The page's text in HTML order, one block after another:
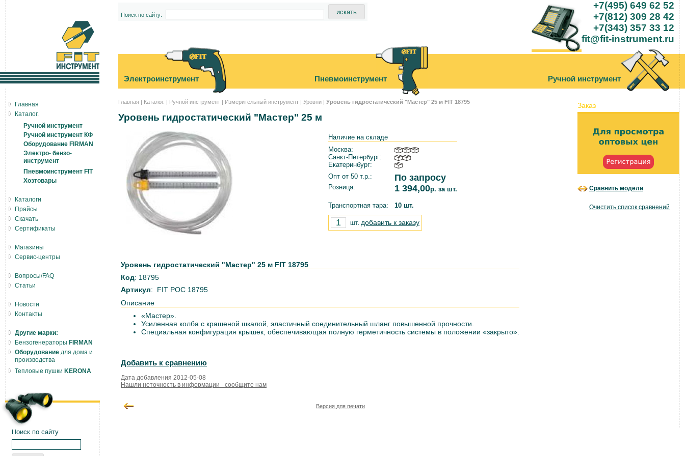
Поиск по сайту:
+7(495) 649 62 52
+7(812) 309 28 42
+7(343) 357 33 12
fit@fit-instrument.ru
Электроинструмент Пневмоинструмент Ручной инструмент
Главная | Каталог. | Ручной инструмент | Измерительный инструмент | Уровни | Уровень гидростатический "Мастер" 25 м FIT 18795 Заказ
Уровень гидростатический "Мастер" 25 м
Наличие на складе
Москва:
Санкт-Петербург:
Екатеринбург:
Опт от 50 т.р.:
По запросу
Розница: 1 394,00р. за шт.
Транспортная тара: 10 шт.
шт. добавить к заказу
Уровень гидростатический "Мастер" 25 м FIT 18795
Код: 18795
Артикул: FIT РОС 18795
Описание
«Мастер».
Усиленная колба с крашеной шкалой, эластичный соединительный шланг повышенной прочности.
Специальная конфигурация крышек, обеспечивающая полную герметичность системы в положении «закрыто».
Добавить к сравнению
Дата добавления 2012-05-08
Нашли неточность в информации - сообщите нам
Версия для печати
Сравнить модели
Очистить список сравнений
Главная
Каталог.
Ручной инструмент
Ручной инструмент КФ
Оборудование FIRMAN
Электро- бензо-
инструмент
Пневмоинструмент FIT
Хозтовары
Каталоги
Прайсы
Скачать
Сертификаты
Магазины
Сервис-центры
Вопросы/FAQ
Статьи
Новости
Контакты
Другие марки:
Бензогенераторы FIRMAN
Оборудование для дома и
производства
Тепловые пушки KERONA
Поиск по сайту